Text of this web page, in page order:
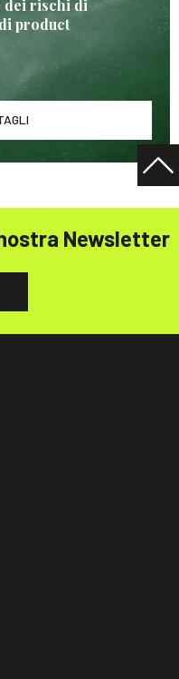
dei rischi di
product
Newsletter